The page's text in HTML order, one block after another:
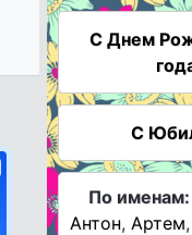
C Днем
С
По
Антон,Артем